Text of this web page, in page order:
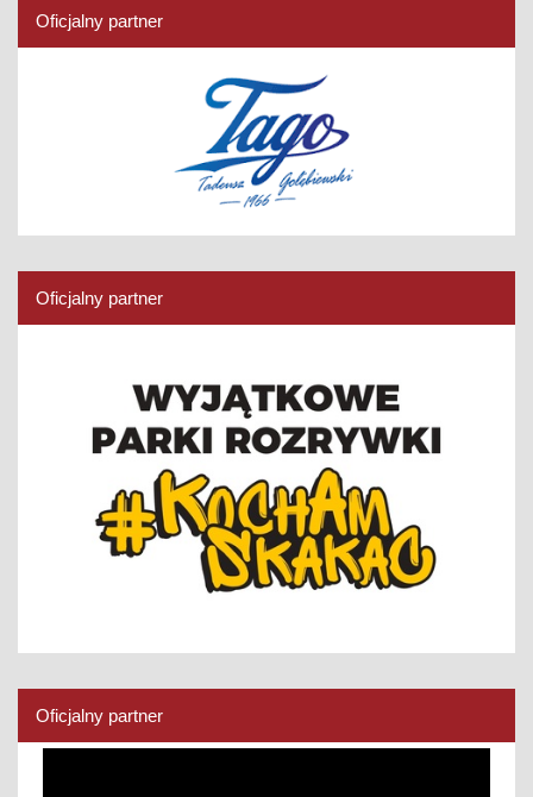
Oficjalny partner
Oficjalny partner
Oficjalny partner